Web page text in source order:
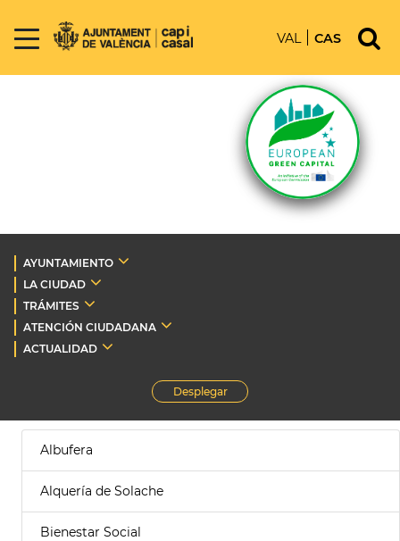
VAL CAS
AYUNTAMIENTO
LA CIUDAD
TRÁMITES
ATENCIÓN CIUDADANA
ACTUALIDAD
Desplegar
Albufera
Alquería de Solache
Bienestar Social